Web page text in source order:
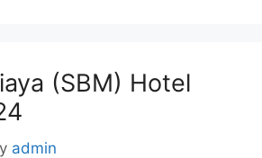
(SBM) Hotel
admin